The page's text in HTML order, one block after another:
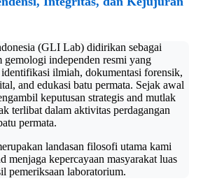
(GLI Lab) didirikan sebagai
gemologi independen resmi yang
ilmiah, dokumentasi forensik,
and edukasi batu permata. Sejak awal
keputusan strategis and mutlak
terlibat dalam aktivitas perdagangan
permata.
landasan filosofi utama kami
menjaga kepercayaan masyarakat luas
pemeriksaan laboratorium.